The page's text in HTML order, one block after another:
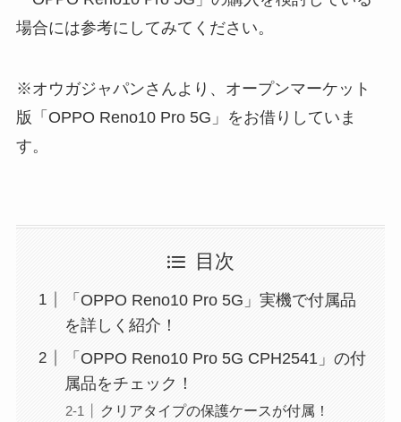
場合には参考にしてみてください。
※オウガジャパンさんより、オープンマーケット
版「OPPO Reno10 Pro 5G」をお借りしていま
す。
目次
「OPPO Reno10 Pro 5G」実機で付属品
を詳しく紹介！
「OPPO Reno10 Pro 5G CPH2541」の付
属品をチェック！
クリアタイプの保護ケースが付属！